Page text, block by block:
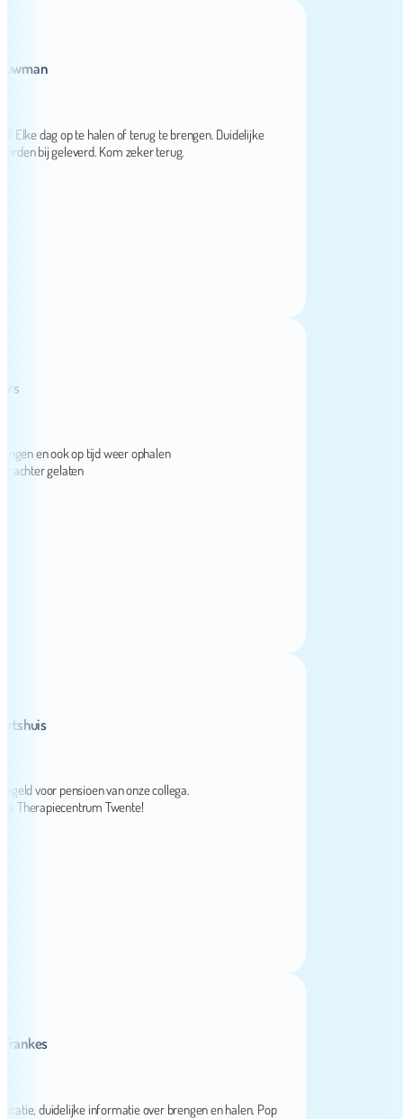
dag op te halen of terug te brengen. Duidelijke
bij geleverd. Kom zeker terug.
en ook op tijd weer ophalen
gelaten
voor pensioen van onze collega.
Twente!
duidelijke informatie over brengen en halen. Pop